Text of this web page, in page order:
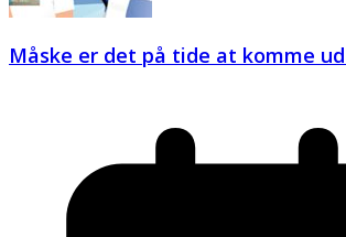
Måske er det på tide at komme